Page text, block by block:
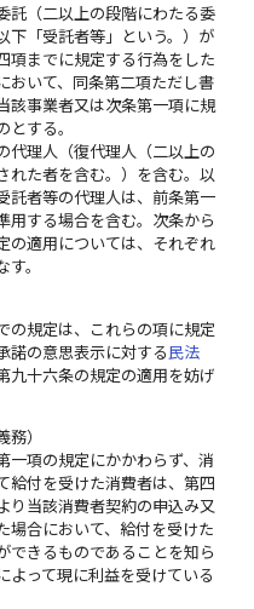
託（二以上の段階にわたる委
下「受託者等」という。）が
項までに規定する行為をした
おいて、同条第二項ただし書
該事業者又は次条第一項に規
する。
代理人（復代理人（二以上の
れた者を含む。）を含む。以
託者等の代理人は、前条第一
用する場合を含む。次条から
の適用については、それぞれ
。
の規定は、これらの項に規定
諾の意思表示に対する民法
九十六条の規定の適用を妨げ
務）
一項の規定にかかわらず、消
給付を受けた消費者は、第四
り当該消費者契約の申込み又
場合において、給付を受けた
できるものであることを知ら
よって現に利益を受けている